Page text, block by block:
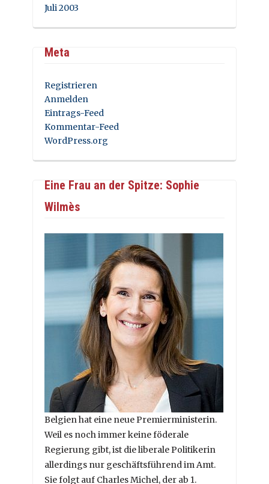
Juli 2003
Meta
Registrieren
Anmelden
Eintrags-Feed
Kommentar-Feed
WordPress.org
Eine Frau an der Spitze: Sophie
Wilmès
Belgien hat eine neue Premierministerin.
Weil es noch immer keine föderale
Regierung gibt, ist die liberale Politikerin
allerdings nur geschäftsführend im Amt.
Sie folgt auf Charles Michel, der ab 1.